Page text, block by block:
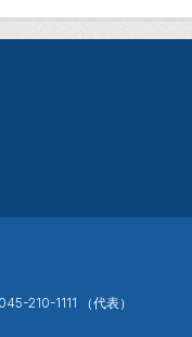
210-1111 （代表）